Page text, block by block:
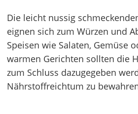
Die leicht nussig
eignen sich zum Würzen und
Speisen wie Salaten, Gemüse
warmen Gerichten sollten die
zum Schluss dazugegeben
Nährstoffreichtum zu